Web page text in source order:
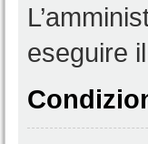
eseguire